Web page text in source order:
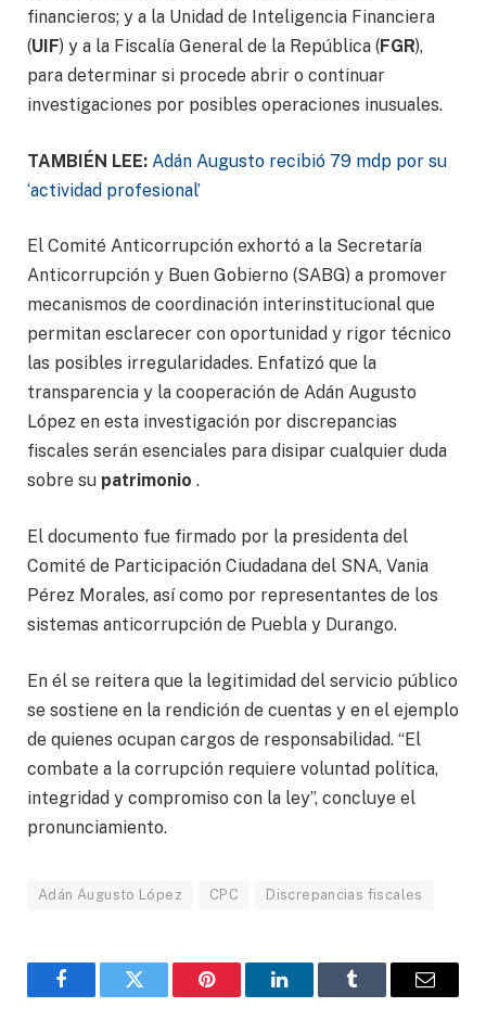
financieros; y a la Unidad de Inteligencia Financiera
(UIF) y a la Fiscalía General de la República (FGR),
para determinar si procede abrir o continuar
investigaciones por posibles operaciones inusuales.
TAMBIÉN LEE: Adán Augusto recibió 79 mdp por su
‘actividad profesional’
El Comité Anticorrupción exhortó a la Secretaría
Anticorrupción y Buen Gobierno (SABG) a promover
mecanismos de coordinación interinstitucional que
permitan esclarecer con oportunidad y rigor técnico
las posibles irregularidades. Enfatizó que la
transparencia y la cooperación de Adán Augusto
López en esta investigación por discrepancias
fiscales serán esenciales para disipar cualquier duda
sobre su patrimonio .
El documento fue firmado por la presidenta del
Comité de Participación Ciudadana del SNA, Vania
Pérez Morales, así como por representantes de los
sistemas anticorrupción de Puebla y Durango.
En él se reitera que la legitimidad del servicio público
se sostiene en la rendición de cuentas y en el ejemplo
de quienes ocupan cargos de responsabilidad. “El
combate a la corrupción requiere voluntad política,
integridad y compromiso con la ley”, concluye el
pronunciamiento.
Adán Augusto López CPC Discrepancias fiscales
FacebookGorjeo Pinterest LinkedInTumblr
Correo